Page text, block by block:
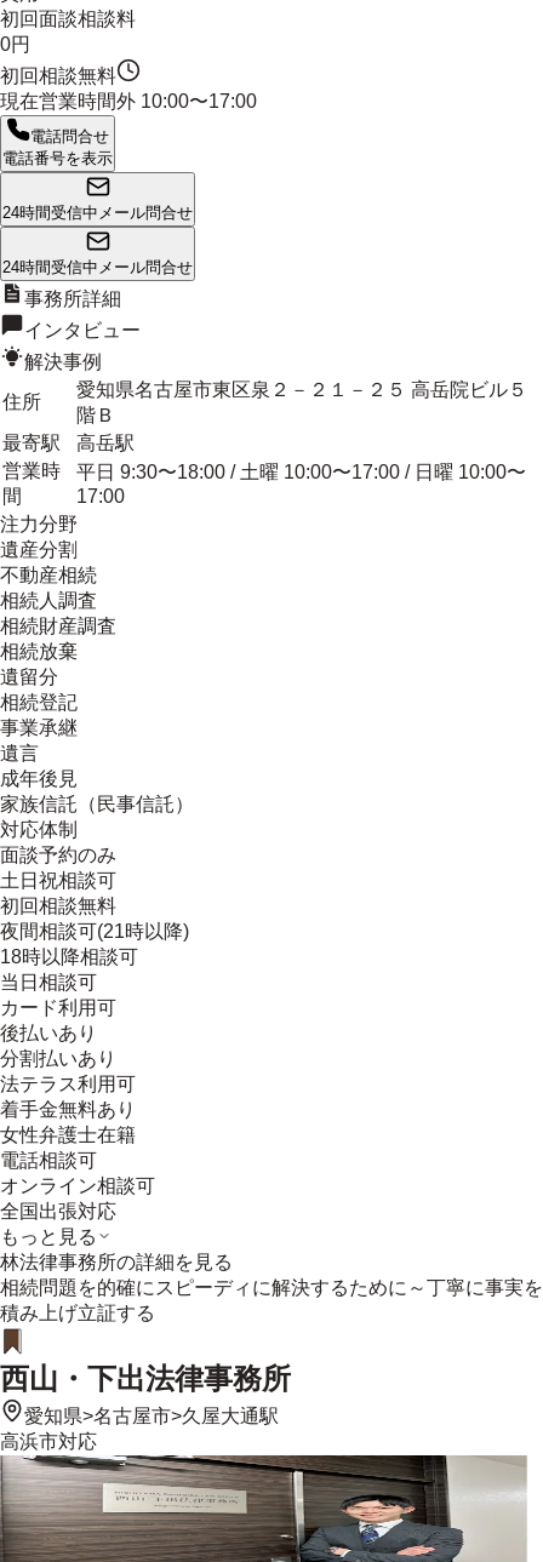
初回面談相談料
0円
初回相談無料
現在営業時間外 10:00〜17:00
電話問合せ
電話番号を表示
24時間受信中 メール問合せ
24時間受信中 メール問合せ
事務所詳細
インタビュー
解決事例
住所
愛知県名古屋市東区泉２－２１－２５ 高岳院ビル５
階Ｂ
最寄駅
高岳駅
営業時
間
平日 9:30〜18:00 / 土曜 10:00〜17:00 / 日曜 10:00〜
17:00
注力分野
遺産分割
不動産相続
相続人調査
相続財産調査
相続放棄
遺留分
相続登記
事業承継
遺言
成年後見
家族信託（民事信託）
対応体制
面談予約のみ
土日祝相談可
初回相談無料
夜間相談可(21時以降)
18時以降相談可
当日相談可
カード利用可
後払いあり
分割払いあり
法テラス利用可
着手金無料あり
女性弁護士在籍
電話相談可
オンライン相談可
全国出張対応
もっと見る
林法律事務所の詳細を見る
相続問題を的確にスピーディに解決するために～丁寧に事実を
積み上げ立証する
西山・下出法律事務所
愛知県>名古屋市>久屋大通駅
高浜市対応